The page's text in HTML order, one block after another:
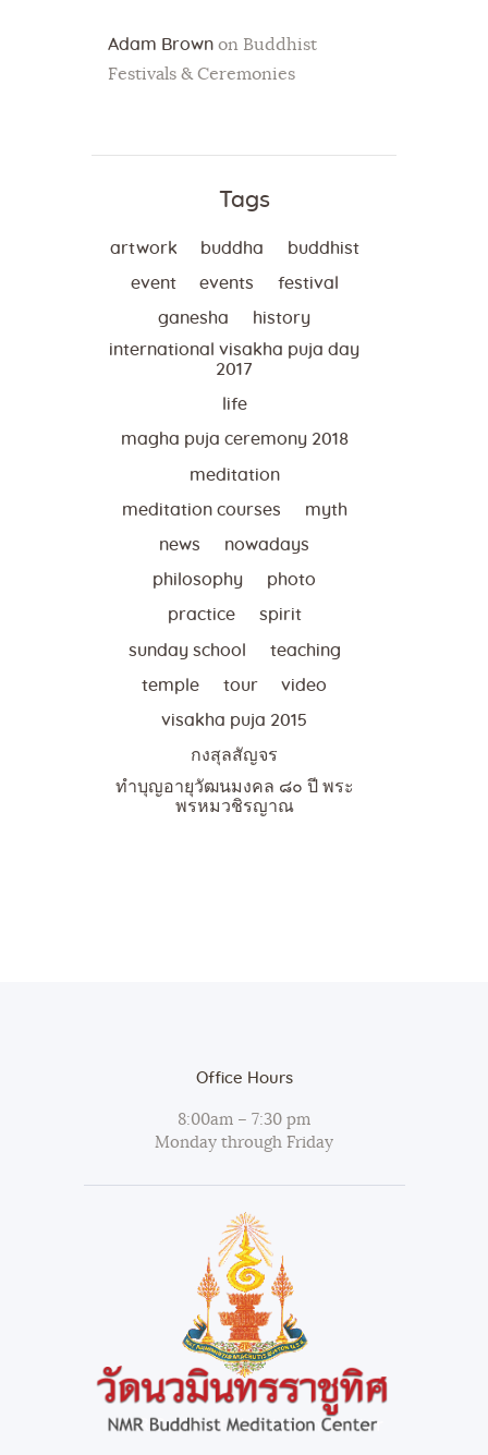
Adam Brown on Buddhist
Festivals & Ceremonies
Tags
artwork buddha buddhist
event events festival
ganesha
history
international visakha puja day
2017
life
magha puja ceremony 2018
meditation
meditation courses myth
news nowadays
philosophy photo
practice spirit
sunday school teaching
temple tour video
visakha puja 2015
กงสุลสัญจร
ทำบุญอายุวัฒนมงคล ๘๐ ปี พระ
พรหมวชิรญาณ
Office Hours
8:00am – 7:30 pm
Monday through Friday